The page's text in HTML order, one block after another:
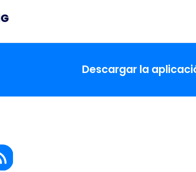
Descargar la